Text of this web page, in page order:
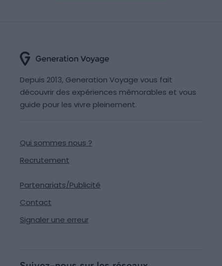
Depuis 2013, Generation Voyage vous fait
découvrir des expériences mémorables et vous
guide pour les vivre pleinement.
Qui sommes nous ?
Recrutement
Partenariats/Publicité
Contact
Signaler une erreur